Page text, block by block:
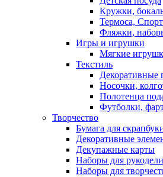
Кружки,
Термоса,
Фляжки,
Игры и игрушки
Мягкие
Текстиль
Декоративные
Носочки,
Полотенца
Футболки,
Творчество
Бумага для
Декоративные
Декупажные карты
Наборы для
Наборы для